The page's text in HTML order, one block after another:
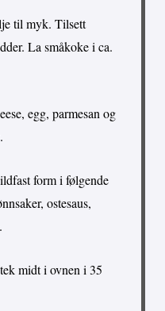
til myk. Tilsett
La småkoke i ca.
egg, parmesan og
form i følgende
ostesaus,
midt i ovnen i 35